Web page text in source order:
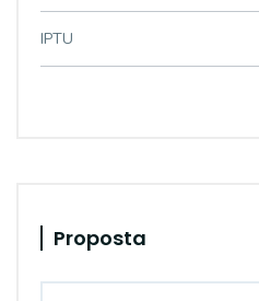
IPTU
Proposta